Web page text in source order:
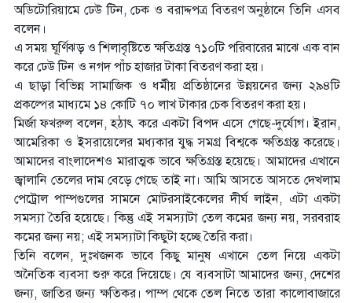
অডিটোরিয়ামে ঢেউ টিন, চেক ও বরাদ্দপত্র বিতরণ অনুষ্ঠানে তিনি এসব
বলেন।
এ সময় ঘূর্ণিঝড় ও শিলাবৃষ্টিতে ক্ষতিগ্রস্ত ৭১০টি পরিবারের মাঝে এক বান
করে ঢেউ টিন ও নগদ পাঁচ হাজার টাকা বিতরণ করা হয়।
এ ছাড়া বিভিন্ন সামাজিক ও ধর্মীয় প্রতিষ্ঠানের উন্নয়নের জন্য ২৯৪টি
প্রকল্পের মাধ্যমে ১৪ কোটি ৭০ লাখ টাকার চেক বিতরণ করা হয়।
মির্জা ফখরুল বলেন, হঠাৎ করে একটা বিপদ এসে গেছে-দুর্যোগ। ইরান,
আমেরিকা ও ইসরায়েলের মধ্যকার যুদ্ধ সমগ্র বিশ্বকে ক্ষতিগ্রস্ত করেছে।
আমাদের বাংলাদেশও মারাত্মক ভাবে ক্ষতিগ্রস্ত হয়েছে। আমাদের এখানে
জ্বালানি তেলের দাম বেড়ে গেছে তাই না। আমি আসতে আসতে দেখলাম
পেট্রোল পাম্পগুলের সামনে মোটরসাইকেলের দীর্ঘ লাইন, এটা একটা
সমস্যা তৈরি হয়েছে। কিন্তু এই সমস্যাটা তেল কমের জন্য নয়, সরবরাহ
কমের জন্য নয়; এই সমস্যাটা কিছুটা হচ্ছে তৈরি করা।
তিনি বলেন, দুঃখজনক ভাবে কিছু মানুষ এখানে তেল নিয়ে একটা
অনৈতিক ব্যবসা শুরু করে দিয়েছে। যে ব্যবসাটা আমাদের জন্য, দেশের
জন্য, জাতির জন্য ক্ষতিকর। পাম্প থেকে তেল নিতে তারা কালোবাজারে